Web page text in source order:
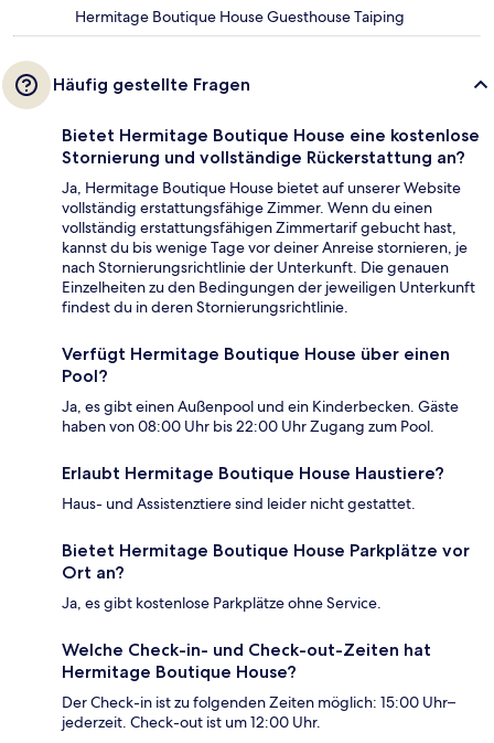
Hermitage Boutique House Guesthouse Taiping
Häufig gestellte Fragen
Bietet Hermitage Boutique House eine kostenlose
Stornierung und vollständige Rückerstattung an?
Ja, Hermitage Boutique House bietet auf unserer Website
vollständig erstattungsfähige Zimmer. Wenn du einen
vollständig erstattungsfähigen Zimmertarif gebucht hast,
kannst du bis wenige Tage vor deiner Anreise stornieren, je
nach Stornierungsrichtlinie der Unterkunft. Die genauen
Einzelheiten zu den Bedingungen der jeweiligen Unterkunft
findest du in deren Stornierungsrichtlinie.
Verfügt Hermitage Boutique House über einen
Pool?
Ja, es gibt einen Außenpool und ein Kinderbecken. Gäste
haben von 08:00 Uhr bis 22:00 Uhr Zugang zum Pool.
Erlaubt Hermitage Boutique House Haustiere?
Haus- und Assistenztiere sind leider nicht gestattet.
Bietet Hermitage Boutique House Parkplätze vor
Ort an?
Ja, es gibt kostenlose Parkplätze ohne Service.
Welche Check-in- und Check-out-Zeiten hat
Hermitage Boutique House?
Der Check-in ist zu folgenden Zeiten möglich: 15:00 Uhr–
jederzeit. Check-out ist um 12:00 Uhr.